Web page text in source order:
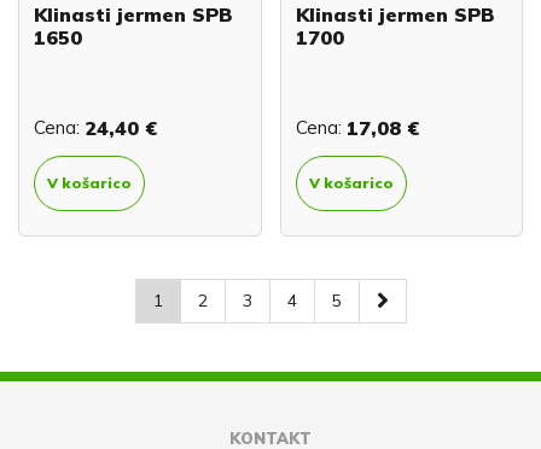
Klinasti jermen SPB
1650
Cena: 24,40 €
V košarico
Klinasti jermen SPB
1700
Cena: 17,08 €
V košarico
1 2 3 4 5
KONTAKT